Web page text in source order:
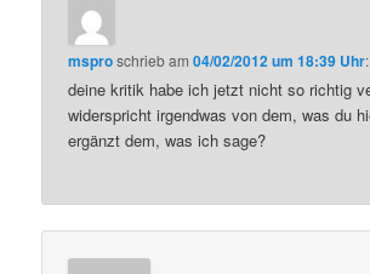
msproschriebam04/02/2012 um 18:39 Uhr:
deine kritik habe ich jetzt nicht so richtig
widerspricht irgendwas von dem, was du
ergänzt dem, was ich sage?